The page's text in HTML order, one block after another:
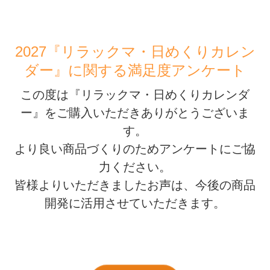
2027『リラックマ・日めくりカレン
ダー』に関する満足度アンケート
この度は『リラックマ・日めくりカレンダ
ー』をご購入いただきありがとうございま
す。
より良い商品づくりのためアンケートにご協
力ください。
皆様よりいただきましたお声は、今後の商品
開発に活用させていただきます。